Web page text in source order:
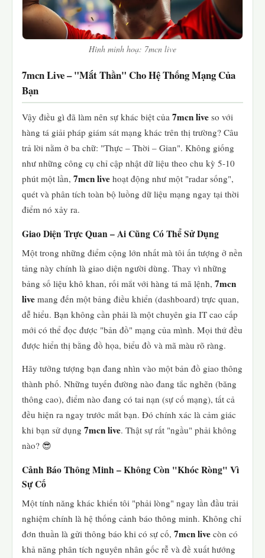
Hình minh hoạ: 7mcn live
7mcn Live – "Mắt Thần" Cho Hệ Thống Mạng Của
Bạn
Vậy điều gì đã làm nên sự khác biệt của 7mcn live so với
hàng tá giải pháp giám sát mạng khác trên thị trường? Câu
trả lời nằm ở ba chữ: "Thực – Thời – Gian". Không giống
như những công cụ chỉ cập nhật dữ liệu theo chu kỳ 5-10
phút một lần, 7mcn live hoạt động như một "radar sống",
quét và phân tích toàn bộ luồng dữ liệu mạng ngay tại thời
điểm nó xảy ra.
Giao Diện Trực Quan – Ai Cũng Có Thể Sử Dụng
Một trong những điểm cộng lớn nhất mà tôi ấn tượng ở nền
tảng này chính là giao diện người dùng. Thay vì những
bảng số liệu khô khan, rối mắt với hàng tá mã lệnh, 7mcn
live mang đến một bảng điều khiển (dashboard) trực quan,
dễ hiểu. Bạn không cần phải là một chuyên gia IT cao cấp
mới có thể đọc được "bản đồ" mạng của mình. Mọi thứ đều
được hiển thị bằng đồ họa, biểu đồ và mã màu rõ ràng.
Hãy tưởng tượng bạn đang nhìn vào một bản đồ giao thông
thành phố. Những tuyến đường nào đang tắc nghẽn (băng
thông cao), điểm nào đang có tai nạn (sự cố mạng), tất cả
đều hiện ra ngay trước mắt bạn. Đó chính xác là cảm giác
khi bạn sử dụng 7mcn live. Thật sự rất "ngầu" phải không
nào? 😎
Cảnh Báo Thông Minh – Không Còn "Khóc Ròng" Vì
Sự Cố
Một tính năng khác khiến tôi "phải lòng" ngay lần đầu trải
nghiệm chính là hệ thống cảnh báo thông minh. Không chỉ
đơn thuần là gửi thông báo khi có sự cố, 7mcn live còn có
khả năng phân tích nguyên nhân gốc rễ và đề xuất hướng